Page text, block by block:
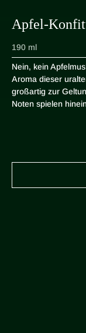
Apfel-
190 ml
Nein, kein
Aroma dieser
großartig zur
Noten spielen